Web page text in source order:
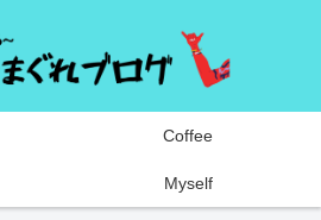
Coffee
Myself